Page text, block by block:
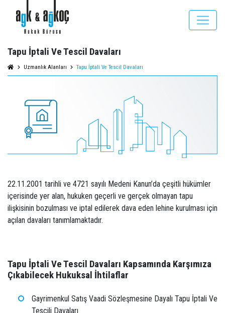
Tapu İptali Ve Tescil Davaları
Uzmanlık Alanları Tapu İptali Ve Tescil Davaları
22.11.2001 tarihli ve 4721 sayılı Medeni Kanun’da çeşitli hükümler
içerisinde yer alan, hukuken geçerli ve gerçek olmayan tapu
ilişkisinin bozulması ve iptal edilerek dava eden lehine kurulması için
açılan davaları tanımlamaktadır.
Tapu İptali Ve Tescil Davaları Kapsamında Karşımıza
Çıkabilecek Hukuksal İhtilaflar
Gayrimenkul Satış Vaadi Sözleşmesine Dayalı Tapu İptali Ve
Tescili Davaları